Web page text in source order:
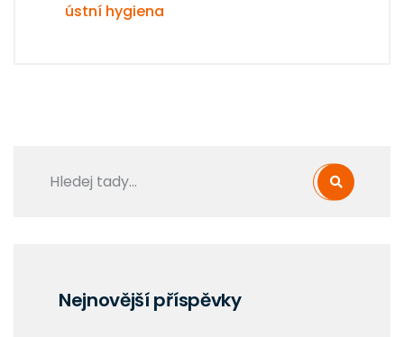
ústní hygiena
Nejnovější příspěvky